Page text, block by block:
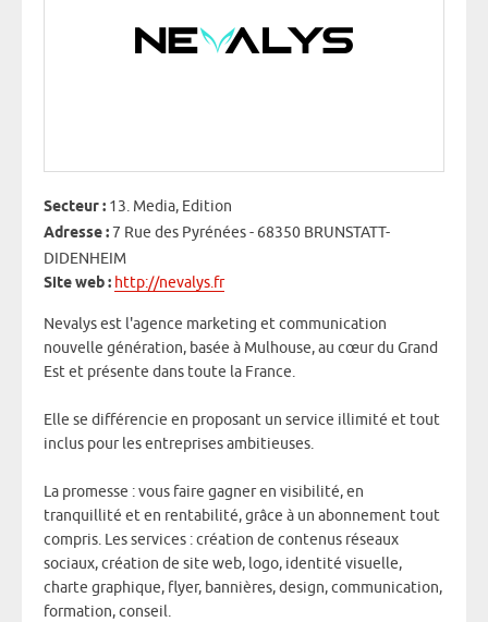
Secteur : 13. Media, Edition
Adresse :7 Rue des Pyrénées - 68350 BRUNSTATT-
DIDENHEIM
Site web : http://nevalys.fr
Nevalys est l'agence marketing et communication
nouvelle génération, basée à Mulhouse, au cœur du Grand
Est et présente dans toute la France.
Elle se différencie en proposant un service illimité et tout
inclus pour les entreprises ambitieuses.
La promesse : vous faire gagner en visibilité, en
tranquillité et en rentabilité, grâce à un abonnement tout
compris. Les services : création de contenus réseaux
sociaux, création de site web, logo, identité visuelle,
charte graphique, flyer, bannières, design, communication,
formation, conseil.